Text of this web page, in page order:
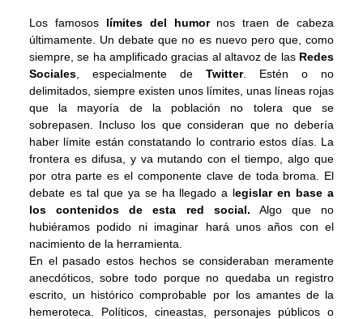
Los famosos límites del humornos traen de cabeza
últimamente. Un debate que no es nuevo pero que, como
siempre, se ha amplificado gracias al altavoz de las Redes
Sociales, especialmente de Twitter. Estén o no
delimitados, siempre existen unos límites, unas líneas rojas
que la mayoría de la población no tolera que se
sobrepasen. Incluso los que consideran que no debería
haber límite están constatando lo contrario estos días. La
frontera es difusa, y va mutando con el tiempo, algo que
por otra parte es el componente clave de toda broma. El
debate es tal que ya se ha llegado a legislar en base a
los contenidos de esta red social. Algo que no
hubiéramos podido ni imaginar hará unos años con el
nacimiento de la herramienta.
En el pasado estos hechos se consideraban meramente
anecdóticos, sobre todo porque no quedaba un registro
escrito, un histórico comprobable por los amantes de la
hemeroteca. Políticos, cineastas, personajes públicos o